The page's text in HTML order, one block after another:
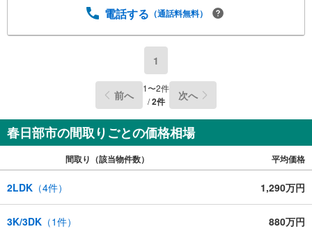
電話する （通話料無料）
1
前へ 1〜2件
/2件 次へ
春日部市の間取りごとの価格相場
間取り（該当物件数） 平均価格
2LDK （4件） 1,290万円
3K/3DK （1件） 880万円